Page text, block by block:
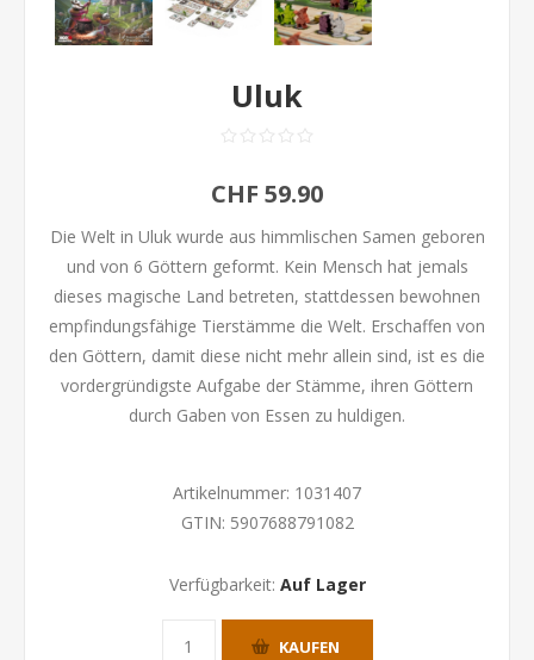
Uluk
CHF 59.90
Die Welt in Uluk wurde aus himmlischen Samen geboren
und von 6 Göttern geformt. Kein Mensch hat jemals
dieses magische Land betreten, stattdessen bewohnen
empfindungsfähige Tierstämme die Welt. Erschaffen von
den Göttern, damit diese nicht mehr allein sind, ist es die
vordergründigste Aufgabe der Stämme, ihren Göttern
durch Gaben von Essen zu huldigen.
Artikelnummer: 1031407
GTIN: 5907688791082
Verfügbarkeit: Auf Lager
KAUFEN